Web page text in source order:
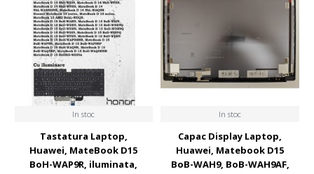
In stoc
Tastatura Laptop,
Huawei, MateBook D15
BoH-WAP9R, iluminata,
In stoc
Capac Display Laptop,
Huawei, Matebook D15
BoB-WAH9, BoB-WAH9AF,